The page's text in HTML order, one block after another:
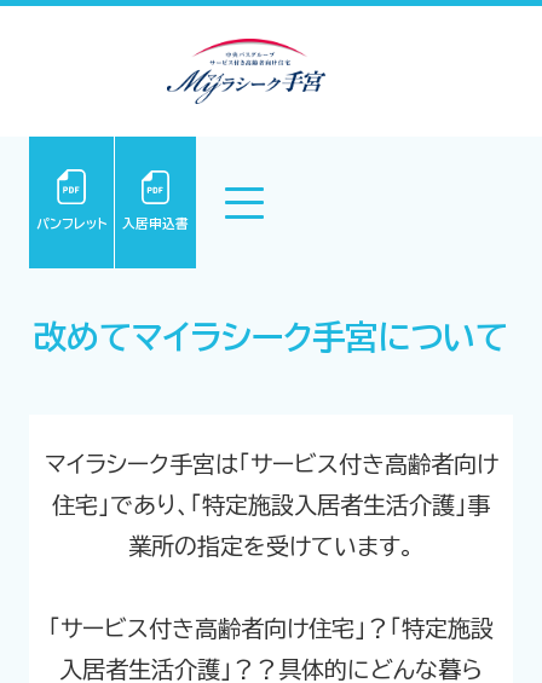
パンフレット 入居申込書
改めてマイラシーク手宮について
マイラシーク手宮は「サービス付き高齢者向け
住宅」であり、「特定施設入居者生活介護」事
業所の指定を受けています。
「サービス付き高齢者向け住宅」？「特定施設
入居者生活介護」？？具体的にどんな暮ら